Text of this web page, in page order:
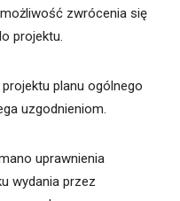
zwrócenia się
projektu.
planu ogólnego
uzgodnieniom.
uprawnienia
wydania przez